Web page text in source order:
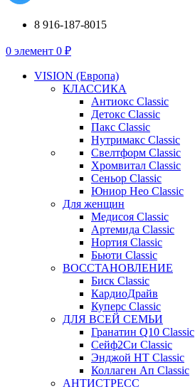
8 916-187-8015
0 элемент 0 ₽
VISION (Европа)
КЛАССИКА
Антиокс Classic
Детокс Classic
Пакс Classic
Нутримакс Classic
Свелтформ Classic
Хромвитал Classic
Сеньор Classic
Юниор Нео Classic
Для женщин
Медисоя Classic
Артемида Classic
Нортия Classic
Бьюти Classic
ВОССТАНОВЛЕНИЕ
Биск Classic
КардиоДрайв
Куперс Classic
ДЛЯ ВСЕЙ СЕМЬИ
Гранатин Q10 Classic
Сейф2Си Classic
Энджой НТ Classic
Коллаген Ап Classic
АНТИСТРЕСС